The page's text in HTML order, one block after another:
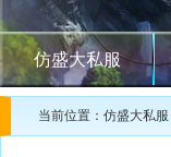
仿盛大私服
当前位置： 仿盛大私服